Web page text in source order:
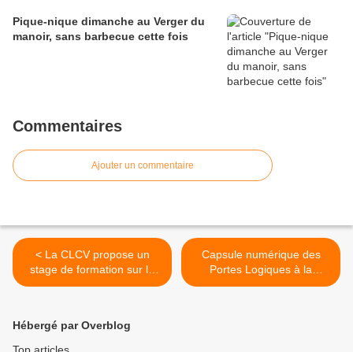
Pique-nique dimanche au Verger du
manoir, sans barbecue cette fois
Commentaires
Ajouter un commentaire
< La CLCV propose un
stage de formation sur la
copropriété à la MPT de
Capsule numérique des
Portes Logiques à la
médiathèque de Quimper
Hébergé par Overblog